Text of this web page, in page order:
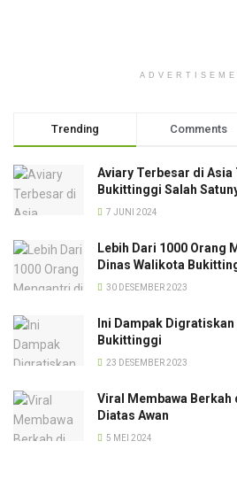
Trending Comments
Aviary Terbesar di Asia
Bukittinggi Salah
7 JUNI 2024
Lebih Dari 1000 Orang
Dinas Walikota
30 DESEMBER 2023
Ini Dampak
Bukittinggi
23 DESEMBER 2023
Viral Membawa Berkah
Diatas Awan
5 MEI 2024